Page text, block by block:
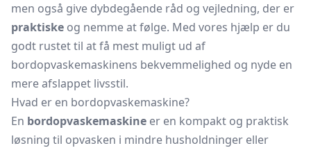
men også give dybdegående råd og vejledning, der er
praktiske og nemme at følge. Med vores hjælp er du
godt rustet til at få mest muligt ud af
bordopvaskemaskinens bekvemmelighed og nyde en
mere afslappet livsstil.
Hvad er en bordopvaskemaskine?
En bordopvaskemaskine er en kompakt og praktisk
løsning til opvasken i mindre husholdninger eller